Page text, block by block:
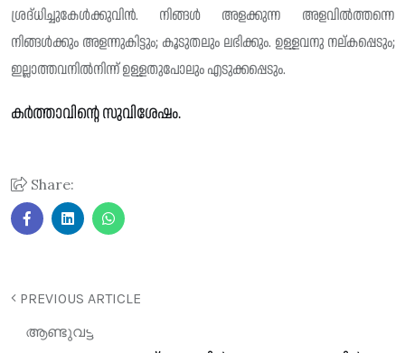
ശ്രദ്‌ധിച്ചുകേൾക്കുവിൻ. നിങ്ങൾ അളക്കുന്ന അളവിൽത്തന്നെ
നിങ്ങൾക്കും അളന്നുകിട്ടും; കൂടുതലും ലഭിക്കും. ഉള്ളവനു നല്കപ്പെടും;
ഇല്ലാത്തവനിൽനിന്ന് ഉള്ളതുപോലും എടുക്കപ്പെടും.
കർത്താവിന്റെ സുവിശേഷം.
Share:
PREVIOUS ARTICLE